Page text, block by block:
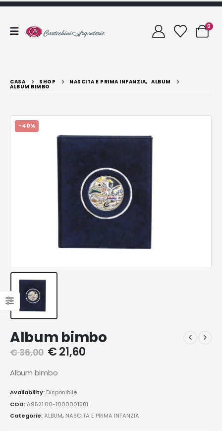
0
CASA SHOP NASCITA E PRIMA INFANZIA, ALBUM
ALBUM BIMBO
-40%
Album bimbo
€36,00 €21,60
Album bimbo
Availability: Disponibile
COD:A9521.00-1000001581
Categorie:ALBUM, NASCITA E PRIMA INFANZIA